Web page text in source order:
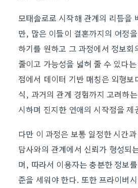
모태솔로로 시작해 관계의 리듬을
만, 많은 이들이 결혼까지의 여정
하기를 원하고 그 과정에서 정보
줄이고 가능성을 넓혀 줄 수 있다
점에서 데이터 기반 매칭은 외형
식, 과거의 관계 경험까지 고려하
시하며 진지한 연애의 시작점을 제
다만 이 과정은 보통 일정한 시간
담사와의 관계에서 신뢰가 형성되
며, 따라서 이용자는 충분한 정보
준을 세워야 한다. 또한 프라이버